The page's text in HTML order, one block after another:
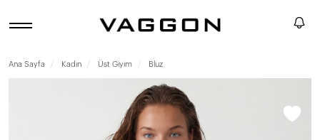
Ana Sayfa Kadın Üst Giyim Bluz